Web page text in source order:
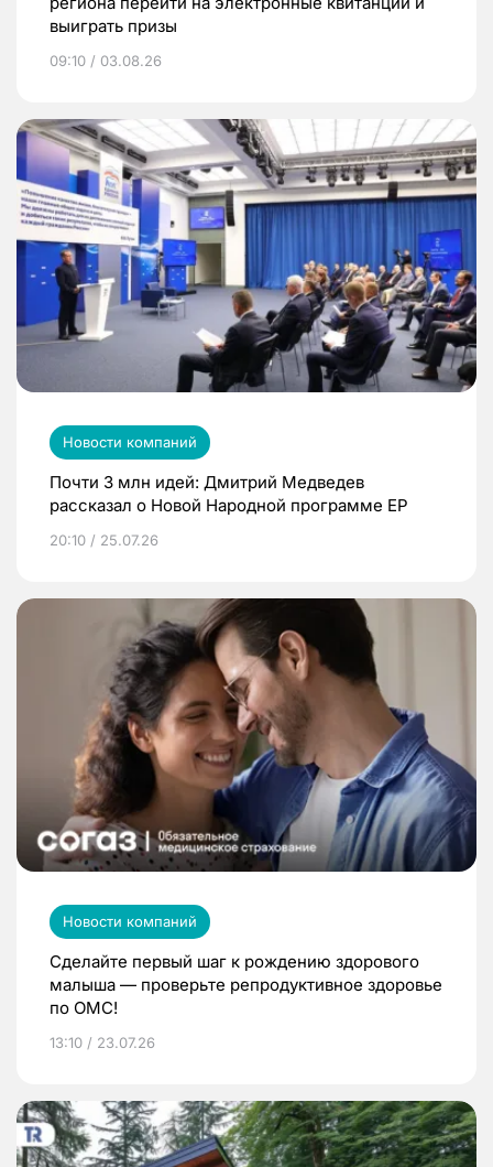
выиграть призы
09:10 / 03.08.26
Новости компаний
Почти 3 млн идей: Дмитрий Медведев
рассказал о Новой Народной программе ЕР
20:10 / 25.07.26
Новости компаний
Сделайте первый шаг к рождению здорового
малыша — проверьте репродуктивное здоровье
по ОМС!
13:10 / 23.07.26